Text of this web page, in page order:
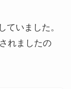
ていました。
れましたの